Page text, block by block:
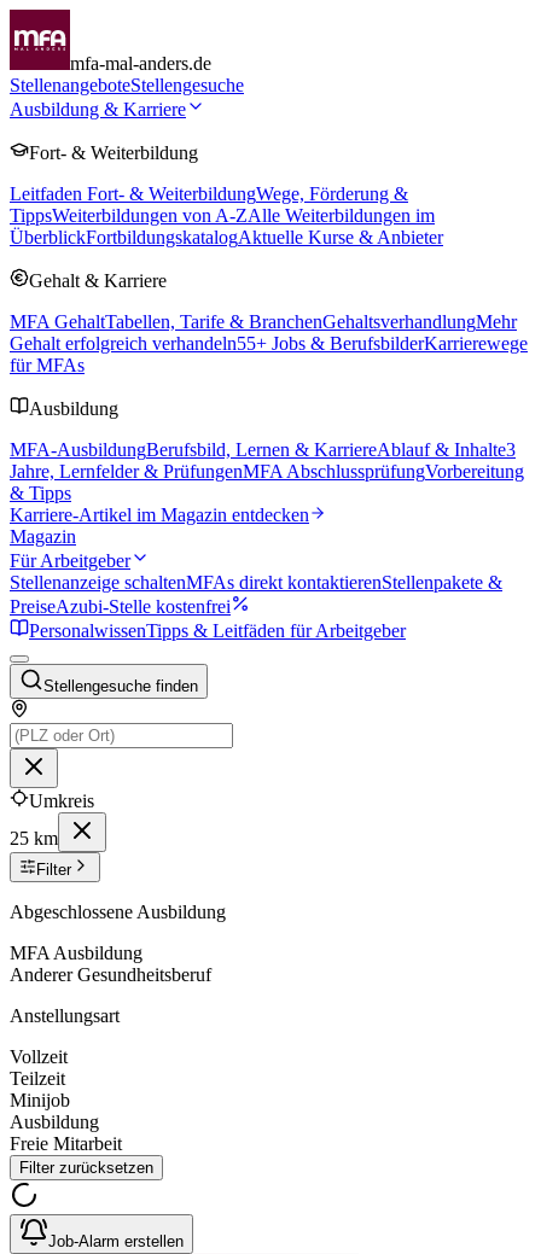
mfa-mal-anders.de
StellenangeboteStellengesuche
Ausbildung & Karriere
Fort- & Weiterbildung
Leitfaden Fort- & WeiterbildungWege, Förderung &
TippsWeiterbildungen von A-ZAlle Weiterbildungen im
ÜberblickFortbildungskatalogAktuelle Kurse & Anbieter
Gehalt & Karriere
MFA GehaltTabellen, Tarife & BranchenGehaltsverhandlungMehr
Gehalt erfolgreich verhandeln55+ Jobs & BerufsbilderKarrierewege
für MFAs
Ausbildung
MFA-AusbildungBerufsbild, Lernen & KarriereAblauf & Inhalte3
Jahre, Lernfelder & PrüfungenMFA AbschlussprüfungVorbereitung
& Tipps
Karriere-Artikel im Magazin entdecken
Magazin
Für Arbeitgeber
Stellenanzeige schaltenMFAs direkt kontaktierenStellenpakete &
PreiseAzubi-Stelle kostenfrei
PersonalwissenTipps & Leitfäden für Arbeitgeber
Stellengesuche finden
Umkreis
25 km
Filter
Abgeschlossene Ausbildung
MFA Ausbildung
Anderer Gesundheitsberuf
Anstellungsart
Vollzeit
Teilzeit
Minijob
Ausbildung
Freie Mitarbeit
Filter zurücksetzen
Job-Alarm erstellen